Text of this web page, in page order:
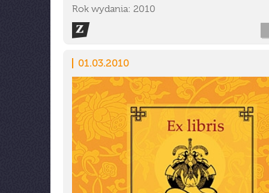
Rok wydania: 2010
01.03.2010